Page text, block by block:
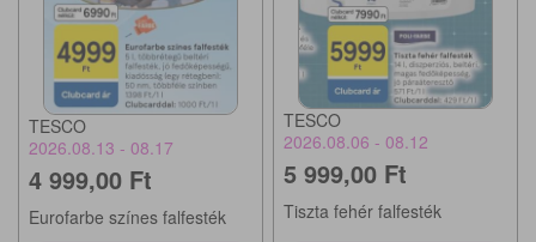
TESCO
2026.08.13 - 08.17
4 999,00 Ft
Eurofarbe színes falfesték
TESCO
2026.08.06 - 08.12
5 999,00 Ft
Tiszta fehér falfesték